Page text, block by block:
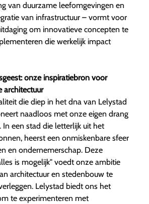
van duurzame leefomgevingen en
van infrastructuur – vormt voor
om innovatieve concepten te
die werkelijk impact
onze inspiratiebron voor
architectuur
die diep in het dna van Lelystad
naadloos met onze eigen drang
In een stad die letterlijk uit het
heerst een onmiskenbare sfeer
en ondernemerschap. Deze
is mogelijk" voedt onze ambitie
architectuur en stedenbouw te
Lelystad biedt ons het
te experimenteren met